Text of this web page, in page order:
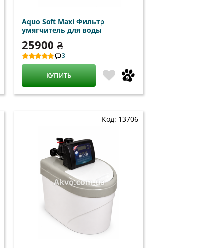
Aquo Soft Maxi Фильтр
умягчитель для воды
25900 ₴
3
КУПИТЬ
Код: 13706